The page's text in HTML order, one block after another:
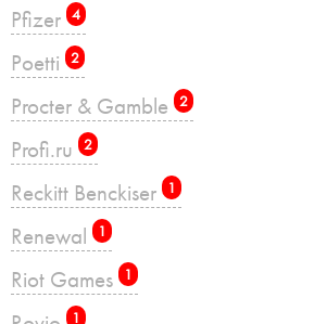
Pfizer 4
Poetti 2
Procter & Gamble 2
Profi.ru 2
Reckitt Benckiser 1
Renewal 1
Riot Games 1
1